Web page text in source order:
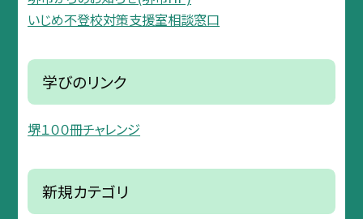
いじめ不登校対策支援室相談窓口
学びのリンク
堺１００冊チャレンジ
新規カテゴリ